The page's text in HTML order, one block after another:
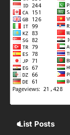
3
4
List Posts